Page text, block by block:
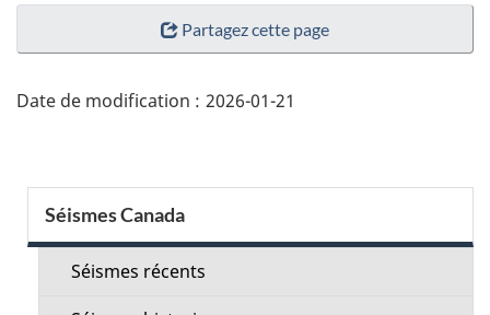
"Détails
page"
Partagez cette page
Date de modification : 2026-01-21
Menu
de
Séismes Canada
Séismes récents